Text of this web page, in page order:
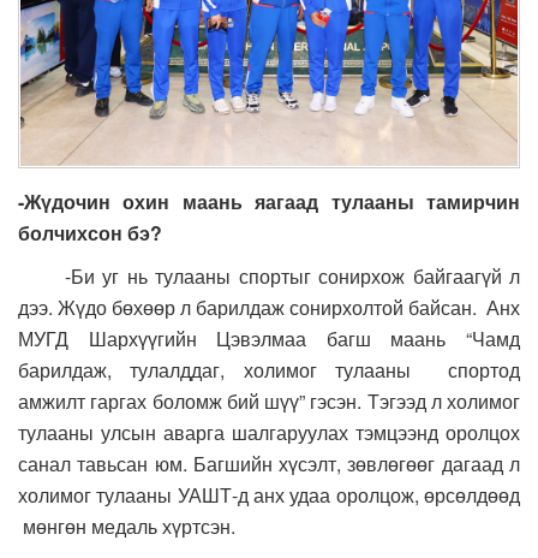
-Жүдочин охин маань яагаад тулааны тамирчин
болчихсон бэ?
-Би уг нь тулааны спортыг сонирхож байгаагүй л
дээ. Жүдо бөхөөр л барилдаж сонирхолтой байсан. Анх
МУГД Шархүүгийн Цэвэлмаа багш маань “Чамд
барилдаж, тулалддаг, холимог тулааны спортод
амжилт гаргах боломж бий шүү” гэсэн. Тэгээд л холимог
тулааны улсын аварга шалгаруулах тэмцээнд оролцох
санал тавьсан юм. Багшийн хүсэлт, зөвлөгөөг дагаад л
холимог тулааны УАШТ-д анх удаа оролцож, өрсөлдөөд
мөнгөн медаль хүртсэн.